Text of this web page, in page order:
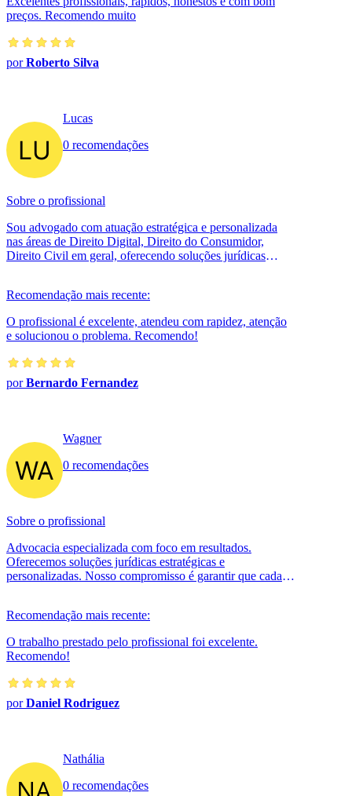
preços. Recomendo muito
porRoberto Silva
Lucas
0 recomendações
Sobre o profissional
Sou advogado com atuação estratégica e personalizada
nas áreas de Direito Digital, Direito do Consumidor,
Direito Civil em geral, oferecendo soluções jurídicas
Recomendação mais recente:
O profissional é excelente, atendeu com rapidez, atenção
e solucionou o problema. Recomendo!
porBernardo Fernandez
Wagner
0 recomendações
Sobre o profissional
Advocacia especializada com foco em resultados.
Oferecemos soluções jurídicas estratégicas e
personalizadas. Nosso compromisso é garantir que cada
Recomendação mais recente:
O trabalho prestado pelo profissional foi excelente.
Recomendo!
porDaniel Rodriguez
Nathália
0 recomendações